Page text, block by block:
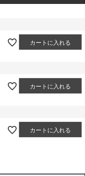
カートに入れる
カートに入れる
カートに入れる